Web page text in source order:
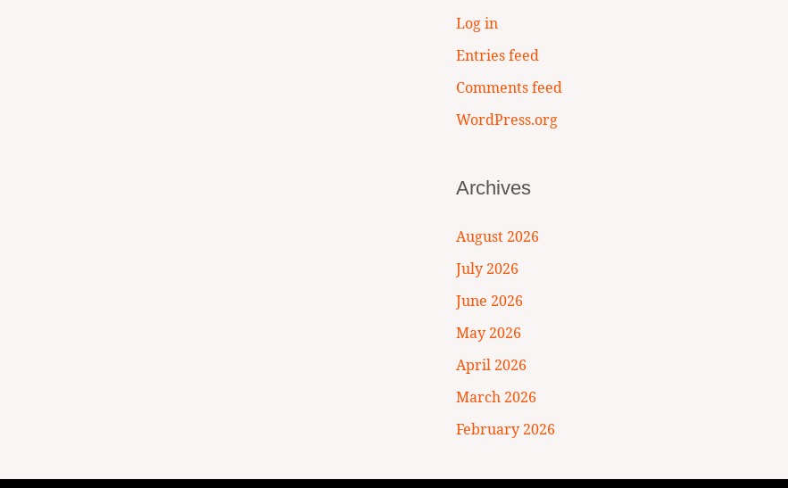
Log in
Entries feed
Comments feed
WordPress.org
Archives
August 2026
July 2026
June 2026
May 2026
April 2026
March 2026
February 2026